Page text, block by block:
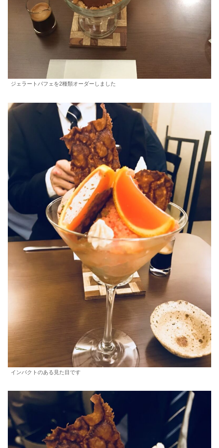
ジェラートパフェを2種類オーダーしました
インパクトのある見た目です